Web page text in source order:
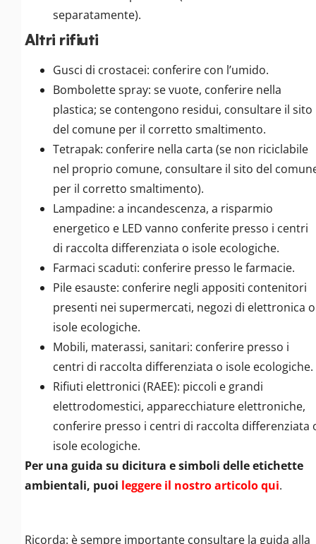
separatamente).
Altri rifiuti
Gusci di crostacei: conferire con l’umido.
Bombolette spray: se vuote, conferire nella
plastica; se contengono residui, consultare il sito
del comune per il corretto smaltimento.
Tetrapak: conferire nella carta (se non riciclabile
nel proprio comune, consultare il sito del
per il corretto smaltimento).
Lampadine: a incandescenza, a risparmio
energetico e LED vanno conferite presso i centri
di raccolta differenziata o isole ecologiche.
Farmaci scaduti: conferire presso le farmacie.
Pile esauste: conferire negli appositi contenitori
presenti nei supermercati, negozi di elettronica o
isole ecologiche.
Mobili, materassi, sanitari: conferire presso i
centri di raccolta differenziata o isole ecologiche.
Rifiuti elettronici (RAEE): piccoli e grandi
elettrodomestici, apparecchiature elettroniche,
conferire presso i centri di raccolta differenziata
isole ecologiche.
Per una guida su dicitura e simboli delle etichette
ambientali, puoi leggere il nostro articolo qui.
Ricorda: è sempre importante consultare la guida alla